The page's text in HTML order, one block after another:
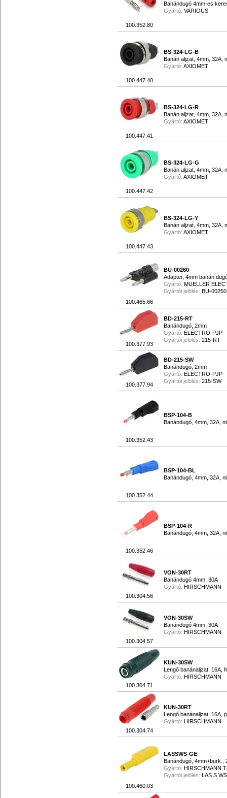
100.352.80
Banándugó 4mm-es
Gyártó: VARIOUS
100.447.40
BS-324-LG-B
Banán aljzat, 4mm, 32A,
Gyártó: AXIOMET
100.447.41
BS-324-LG-R
Banán aljzat, 4mm, 32A,
Gyártó: AXIOMET
100.447.42
BS-324-LG-G
Banán aljzat, 4mm, 32A,
Gyártó: AXIOMET
100.447.43
BS-324-LG-Y
Banán aljzat, 4mm, 32A,
Gyártó: AXIOMET
100.465.66
BU-00260
Adapter, 4mm banán
Gyártó: MUELLER
Gyártói jelölés: BU-00260
100.377.93
BD-215-RT
Banándugó, 2mm
Gyártó: ELECTRO-PJP
Gyártói jelölés: 215-RT
100.377.94
BD-215-SW
Banándugó, 2mm
Gyártó: ELECTRO-PJP
Gyártói jelölés: 215-SW
100.352.43
BSP-104-B
Banándugó, 4mm, 32A,
100.352.44
BSP-104-BL
Banándugó, 4mm, 32A,
100.352.46
BSP-104-R
Banándugó, 4mm, 32A,
100.304.56
VON-30RT
Banándugó 4mm, 30A
Gyártó: HIRSCHMANN
100.304.57
VON-30SW
Banándugó 4mm, 30A
Gyártó: HIRSCHMANN
100.304.71
KUN-30SW
Lengő banánaljzat, 16A,
Gyártó: HIRSCHMANN
100.304.74
KUN-30RT
Lengő banánaljzat, 16A,
Gyártó: HIRSCHMANN
100.460.03
LASSWS-GE
Banándugó, 4mm+burk.,
Gyártó: HIRSCHMANN
Gyártói jelölés: LAS S